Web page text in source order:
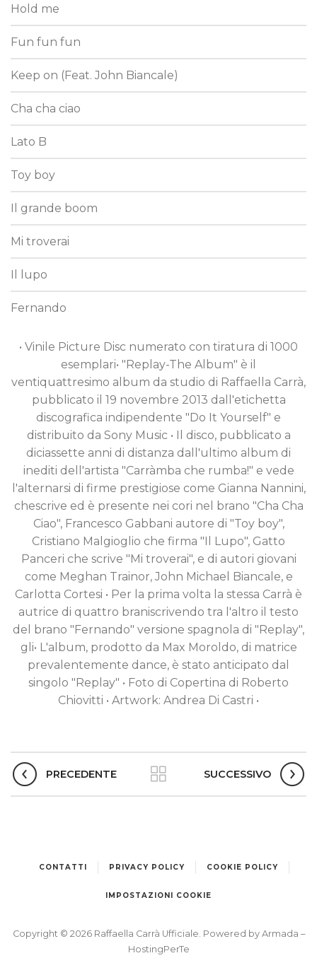
Hold me
Fun fun fun
Keep on (Feat. John Biancale)
Cha cha ciao
Lato B
Toy boy
Il grande boom
Mi troverai
Il lupo
Fernando
• Vinile Picture Disc numerato con tiratura di 1000
esemplari• "Replay-The Album" è il
ventiquattresimo album da studio di Raffaella Carrà,
pubblicato il 19 novembre 2013 dall'etichetta
discografica indipendente "Do It Yourself" e
distribuito da Sony Music • Il disco, pubblicato a
diciassette anni di distanza dall'ultimo album di
inediti dell'artista "Carràmba che rumba!" e vede
l'alternarsi di firme prestigiose come Gianna Nannini,
chescrive ed è presente nei cori nel brano "Cha Cha
Ciao", Francesco Gabbani autore di "Toy boy",
Cristiano Malgioglio che firma "Il Lupo", Gatto
Panceri che scrive "Mi troverai", e di autori giovani
come Meghan Trainor, John Michael Biancale, e
Carlotta Cortesi • Per la prima volta la stessa Carrà è
autrice di quattro braniscrivendo tra l'altro il testo
del brano "Fernando" versione spagnola di "Replay",
gli• L'album, prodotto da Max Moroldo, di matrice
prevalentemente dance, è stato anticipato dal
singolo "Replay" • Foto di Copertina di Roberto
Chiovitti • Artwork: Andrea Di Castri •
PRECEDENTE SUCCESSIVO
CONTATTI PRIVACY POLICY COOKIE POLICY
IMPOSTAZIONI COOKIE
Copyright © 2026 Raffaella Carrà Ufficiale. Powered by Armada –
HostingPerTe